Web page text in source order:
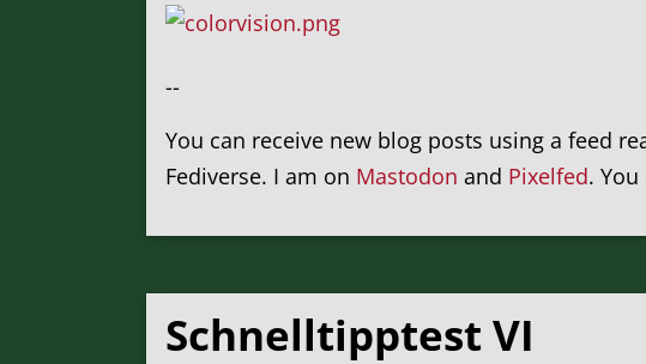
--
You can receive new blog posts using a feed
Fediverse. I am on Mastodon and Pixelfed.
Schnelltipptest VI